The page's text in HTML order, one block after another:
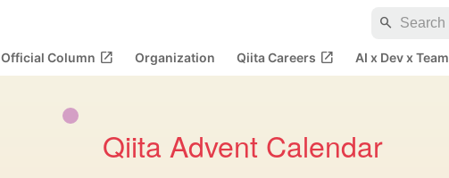
search
Official Column open_in_new Organization Qiita Careers open_in_new AI x Dev x Team
Qiita Advent Calendar